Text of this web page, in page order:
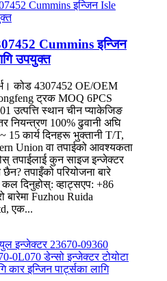
Cummins इन्जिन
उपयुक्त
कोड 4307452 OE/OEM
ट्रक MOQ 6PCS
उत्पत्ति स्थान चीन प्याकेजिङ
नियन्त्रण 100% ढुवानी अघि
15 कार्य दिनहरू भुक्तानी T/T,
Union वा तपाईको आवश्यकता
तपाईलाई कुन साइज इन्जेक्टर
तपाइँको परियोजना बारे
दिनुहोस्: व्हाट्सएप: +86
बारेमा Fuzhou Ruida
एक...